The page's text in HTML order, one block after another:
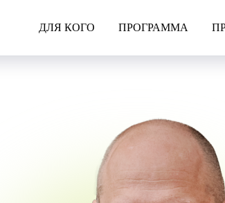
ДЛЯ КОГО ПРОГРАММА